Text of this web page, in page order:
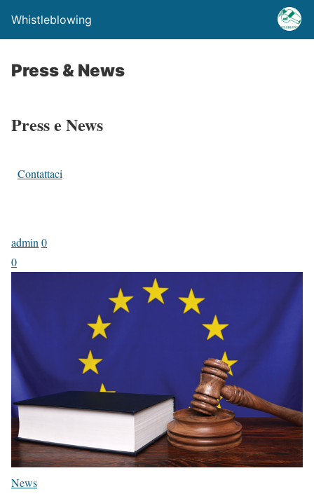
Whistleblowing
Press & News
Press e News
Contattaci
admin 0
0
News